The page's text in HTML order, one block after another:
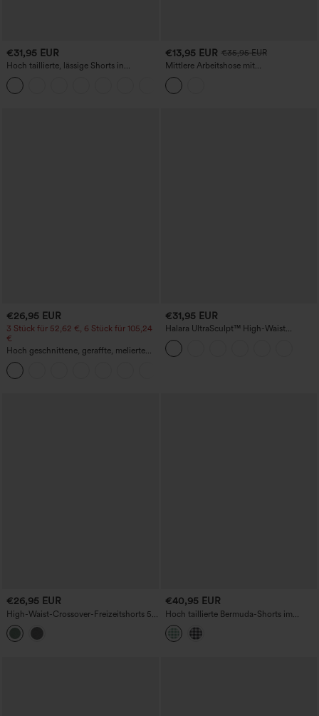
€31,95 EUR
Hoch taillierte, lässige Shorts in
Leinenoptik mit Kordelzug und Taschen
€13,95 EUR €35,95 EUR
Mittlere Arbeitshose mit
Reißverschlusstasche, 9''
€26,95 EUR
3 Stück für 52,62 €, 6 Stück für 105,24
€
Hoch geschnittene, geraffte, melierte
Yoga-Pedal-Pusher-Joggers mit
Taschen
€31,95 EUR
Halara UltraSculpt™ High-Waist
Shaping-Trainingsleggings in Pedal-
Pusher-Länge – po-liftend,
bauchformend, mit Taschen
€26,95 EUR
High-Waist-Crossover-Freizeitshorts 5''
mit Taschen
€40,95 EUR
Hoch taillierte Bermuda-Shorts im
Gingham-Karo mit Kordelzug, im
lässigen Resort-Baggy-Schnitt, mit
Taschen.